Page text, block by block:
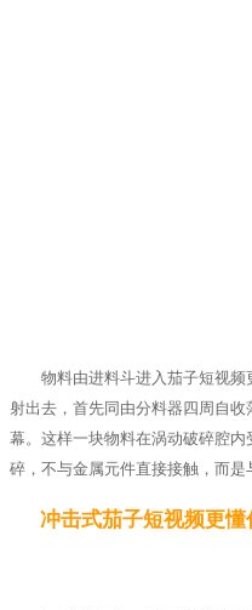
物料由进料斗进入茄子短视
射出去，首先同由分料器四周自
幕。这样一块物料在涡动破碎腔
碎，不与金属元件直接接触，而
冲击式茄子短视频更